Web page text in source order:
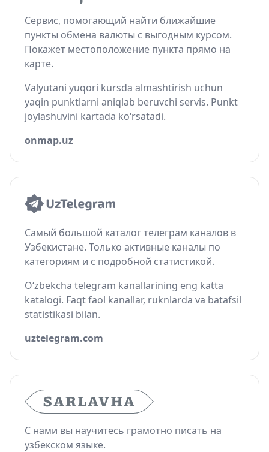
Сервис, помогающий найти ближайшие
пункты обмена валюты с выгодным курсом.
Покажет местоположение пункта прямо на
карте.
Valyutani yuqori kursda almashtirish uchun
yaqin punktlarni aniqlab beruvchi servis. Punkt
joylashuvini kartada ko‘rsatadi.
onmap.uz
Самый большой каталог телеграм каналов в
Узбекистане. Только активные каналы по
категориям и с подробной статистикой.
O‘zbekcha telegram kanallarining eng katta
katalogi. Faqt faol kanallar, ruknlarda va batafsil
statistikasi bilan.
uztelegram.com
С нами вы научитесь грамотно писать на
узбекском языке.